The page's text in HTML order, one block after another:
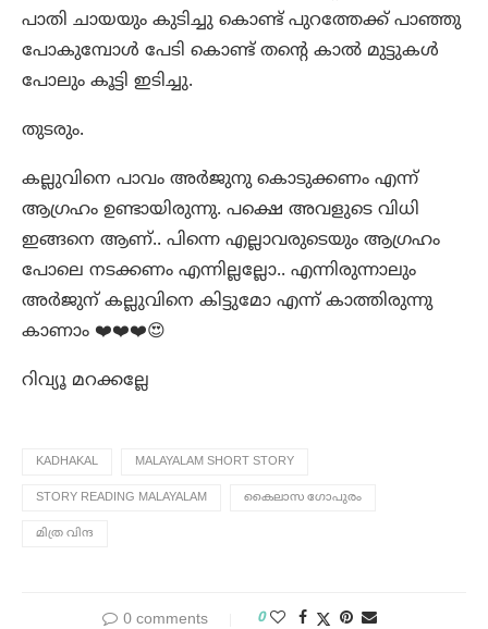
പാതി ചായയും കുടിച്ചു കൊണ്ട് പുറത്തേക്ക് പാഞ്ഞു
പോകുമ്പോൾ പേടി കൊണ്ട് തന്റെ കാൽ മുട്ടുകൾ
പോലും കൂട്ടി ഇടിച്ചു.
തുടരും.
കല്ലുവിനെ പാവം അർജുനു കൊടുക്കണം എന്ന്
ആഗ്രഹം ഉണ്ടായിരുന്നു. പക്ഷെ അവളുടെ വിധി
ഇങ്ങനെ ആണ്.. പിന്നെ എല്ലാവരുടെയും ആഗ്രഹം
പോലെ നടക്കണം എന്നില്ലല്ലോ.. എന്നിരുന്നാലും
അർജുന് കല്ലുവിനെ കിട്ടുമോ എന്ന് കാത്തിരുന്നു
കാണാം ❤️❤️❤️😍
റിവ്യൂ മറക്കല്ലേ
KADHAKAL MALAYALAM SHORT STORY
STORY READING MALAYALAM കൈലാസ ഗോപുരം
മിത്ര വിന്ദ
0 comments 0